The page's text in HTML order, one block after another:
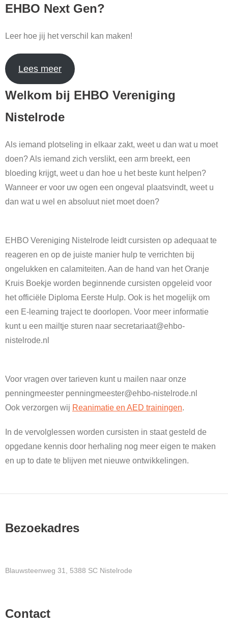
EHBO Next Gen?
Leer hoe jij het verschil kan maken!
Lees meer
Welkom bij EHBO Vereniging
Nistelrode
Als iemand plotseling in elkaar zakt, weet u dan wat u moet
doen? Als iemand zich verslikt, een arm breekt, een
bloeding krijgt, weet u dan hoe u het beste kunt helpen?
Wanneer er voor uw ogen een ongeval plaatsvindt, weet u
dan wat u wel en absoluut niet moet doen?
EHBO Vereniging Nistelrode leidt cursisten op adequaat te
reageren en op de juiste manier hulp te verrichten bij
ongelukken en calamiteiten. Aan de hand van het Oranje
Kruis Boekje worden beginnende cursisten opgeleid voor
het officiële Diploma Eerste Hulp. Ook is het mogelijk om
een E-learning traject te doorlopen. Voor meer informatie
kunt u een mailtje sturen naar secretariaat@ehbo-
nistelrode.nl
Voor vragen over tarieven kunt u mailen naar onze
penningmeester penningmeester@ehbo-nistelrode.nl
Ook verzorgen wij Reanimatie en AED trainingen.
In de vervolglessen worden cursisten in staat gesteld de
opgedane kennis door herhaling nog meer eigen te maken
en up to date te blijven met nieuwe ontwikkelingen.
Bezoekadres
Blauwsteenweg 31, 5388 SC Nistelrode
Contact